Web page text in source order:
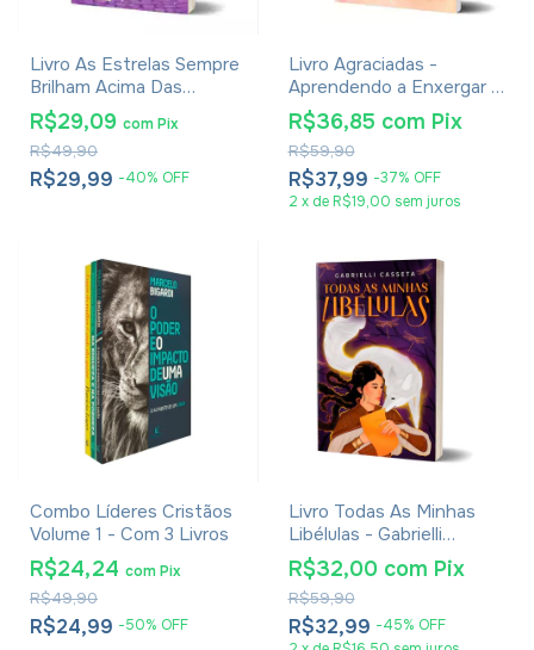
Livro As Estrelas Sempre
Brilham Acima Das
Nuvens Escuras - Pat
Müller
R$29,99 -40% OFF
R$49,90
R$29,09 comPix
Livro Agraciadas -
Aprendendo a Enxergar a
Beleza do Servir - Elizete
Malafaia
R$37,99 -37% OFF
R$59,90
R$36,85 com Pix
2 x de R$19,00 sem juros
Combo Líderes Cristãos
Volume 1 - Com 3 Livros
R$24,99 -50% OFF
R$49,90
R$24,24 comPix
Livro Todas As Minhas
Libélulas - Gabrielli
Casseta
R$32,99 -45% OFF
R$59,90
R$32,00 com Pix